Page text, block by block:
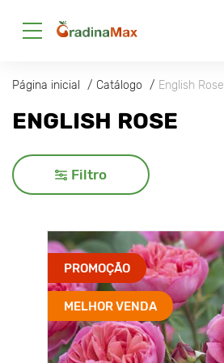
Página inicial Catálogo English Rose
ENGLISH ROSE
Filtro
PROMOÇÃO
MELHOR VENDA